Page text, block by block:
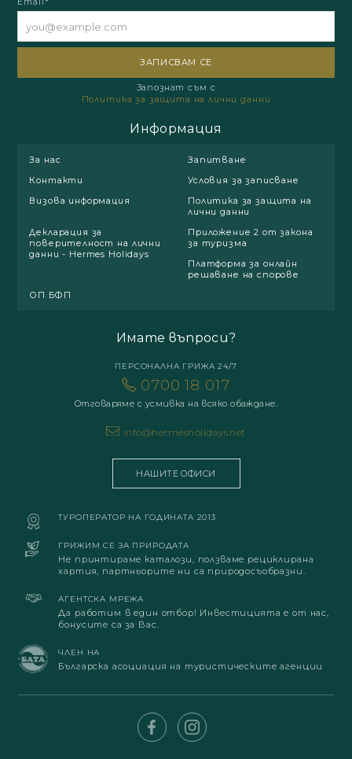
Запознат съм с
Политика за защита на лични данни
Информация
За нас
Запитване
Контакти
Условия за записване
Визова информация
Политика за защита на
лични данни
Декларация за
поверителност на лични
данни - Hermes Holidays
Приложение 2 от закона
за туризма
Платформа за онлайн
решаване на спорове
ОП БФП
Имате въпроси?
ПЕРСОНАЛНА ГРИЖА 24/7
0700 18 017
Отговаряме с усмивка на всяко обаждане.
info@hermesholidays.net
НАШИТЕ ОФИСИ
ТУРОПЕРАТОР НА ГОДИНАТА 2013
ГРИЖИМ СЕ ЗА ПРИРОДАТА
Не принтираме каталози, ползваме рециклирана
хартия, партньорите ни са природосъобразни.
АГЕНТСКА МРЕЖА
Да работим в един отбор! Инвестицията е от нас,
бонусите са за Вас.
ЧЛЕН НА
Българска асоциация на туристическите агенции